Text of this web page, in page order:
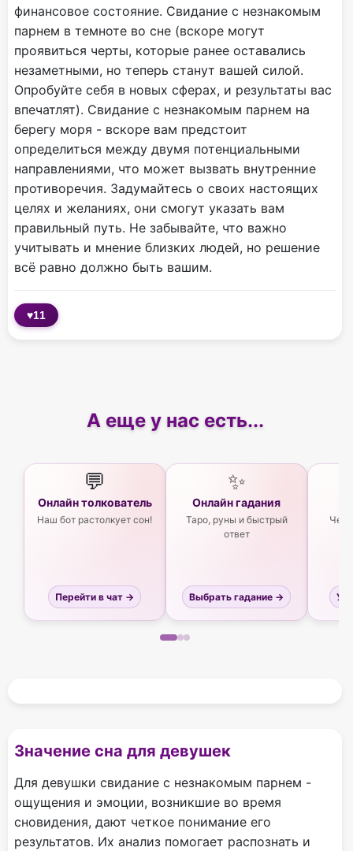
финансовое состояние. Свидание с незнакомым
парнем в темноте во сне (вскоре могут
проявиться черты, которые ранее оставались
незаметными, но теперь станут вашей силой.
Опробуйте себя в новых сферах, и результаты вас
впечатлят). Свидание с незнакомым парнем на
берегу моря - вскоре вам предстоит
определиться между двумя потенциальными
направлениями, что может вызвать внутренние
противоречия. Задумайтесь о своих настоящих
целях и желаниях, они смогут указать вам
правильный путь. Не забывайте, что важно
учитывать и мнение близких людей, но решение
всё равно должно быть вашим.
♥11
А еще у нас есть...
💬
Онлайн толкователь
Наш бот растолкует сон!
Перейти в чат →
✨
Онлайн гадания
Таро, руны и быстрый
ответ
Выбрать гадание →
Значение сна для девушек
Для девушки свидание с незнакомым парнем -
ощущения и эмоции, возникшие во время
сновидения, дают четкое понимание его
результатов. Их анализ помогает распознать и